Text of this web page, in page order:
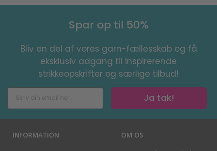
Spar op til 50%
Bliv en del af vores garn-fællesskab og få
eksklusiv adgang til inspirerende
strikkeopskrifter og særlige tilbud!
Ja tak!
INFORMATION OM OS